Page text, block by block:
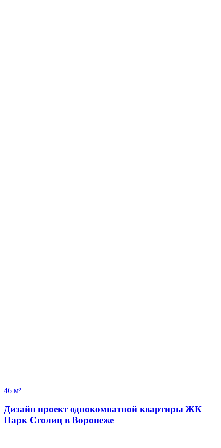
46 м²
Дизайн проект однокомнатной квартиры ЖК
Парк Столиц в Воронеже